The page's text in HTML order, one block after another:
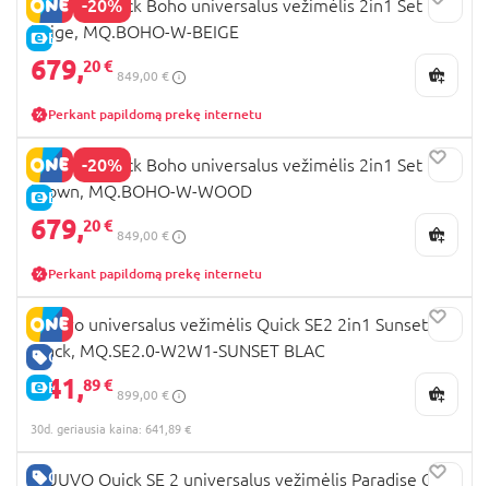
-20%
E-KAINA
MUUVO Quick Boho universalus vežimėlis 2in1 Set
beige, MQ.BOHO-W-BEIGE
679,20 €
849,00 €
Perkant papildomą prekę internetu
-20%
E-KAINA
MUUVO Quick Boho universalus vežimėlis 2in1 Set
brown, MQ.BOHO-W-WOOD
679,20 €
849,00 €
Perkant papildomą prekę internetu
GERA KAINA
E-KAINA
Muuvo universalus vežimėlis Quick SE2 2in1 Sunset
Black, MQ.SE2.0-W2W1-SUNSET BLAC
641,89 €
899,00 €
30d. geriausia kaina: 641,89 €
GERA KAINA
MUUVO Quick SE 2 universalus vežimėlis Paradise Gold